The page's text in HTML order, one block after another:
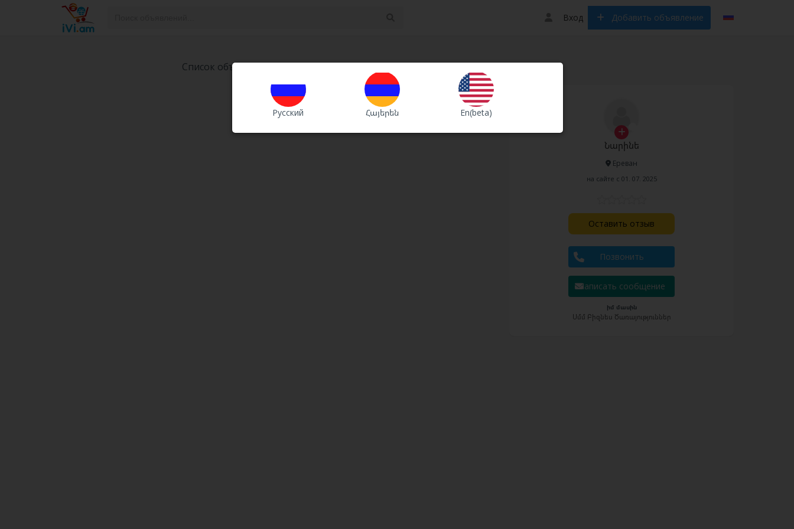
Русский Հայերեն En(beta)
Вход Добавить объявление
Список объявлений пользователя пустой
Նարինե
Ереван
на сайте с 01. 07. 2025
Оставить отзыв
Позвонить
Написать сообщение
իմ մասին
Սմմ Բիզնես Ծառայություններ